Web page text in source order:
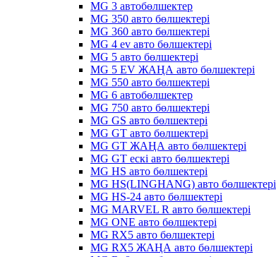
MG 3 автобөлшектер
MG 350 авто бөлшектері
MG 360 авто бөлшектері
MG 4 ev авто бөлшектері
MG 5 авто бөлшектері
MG 5 EV ЖАҢА авто бөлшектері
MG 550 авто бөлшектері
MG 6 автобөлшектер
MG 750 авто бөлшектері
MG GS авто бөлшектері
MG GT авто бөлшектері
MG GT ЖАҢА авто бөлшектері
MG GT ескі авто бөлшектері
MG HS авто бөлшектері
MG HS(LINGHANG) авто бөлшектері
MG HS-24 авто бөлшектері
MG MARVEL R авто бөлшектері
MG ONE авто бөлшектері
MG RX5 авто бөлшектері
MG RX5 ЖАҢА авто бөлшектері